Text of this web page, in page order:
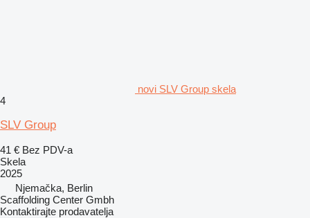
novi SLV Group skela
4
SLV Group
41 € Bez PDV-a
Skela
2025
Njemačka, Berlin
Scaffolding Center Gmbh
Kontaktirajte prodavatelja